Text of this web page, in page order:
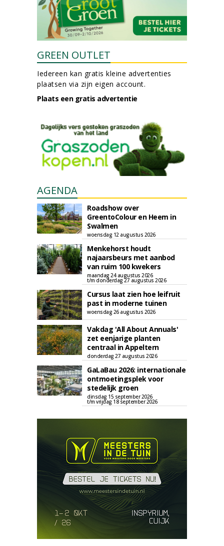
GREEN OUTLET
Iedereen kan gratis kleine advertenties
plaatsen via zijn eigen account.
Plaats een gratis advertentie
AGENDA
Roadshow over
GreentoColour en Heem in
Swalmen
woensdag 12 augustus 2026
Menkehorst houdt
najaarsbeurs met aanbod
van ruim 100 kwekers
maandag 24 augustus 2026
t/m donderdag 27 augustus 2026
Cursus laat zien hoe leifruit
past in moderne tuinen
woensdag 26 augustus 2026
Vakdag 'All About Annuals'
zet eenjarige planten
centraal in Appeltern
donderdag 27 augustus 2026
GaLaBau 2026: internationale
ontmoetingsplek voor
stedelijk groen
dinsdag 15 september 2026
t/m vrijdag 18 september 2026